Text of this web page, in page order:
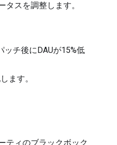
スを調整します。
ッチ後にDAUが15%低
ます。
ティのブラックボック